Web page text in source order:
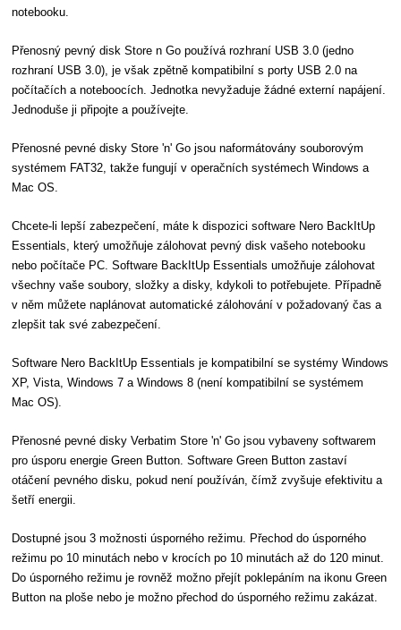
notebooku.
Přenosný pevný disk Store n Go používá rozhraní USB 3.0 (jedno
rozhraní USB 3.0), je však zpětně kompatibilní s porty USB 2.0 na
počítačích a noteboocích. Jednotka nevyžaduje žádné externí napájení.
Jednoduše ji připojte a používejte.
Přenosné pevné disky Store 'n' Go jsou naformátovány souborovým
systémem FAT32, takže fungují v operačních systémech Windows a
Mac OS.
Chcete-li lepší zabezpečení, máte k dispozici software Nero BackItUp
Essentials, který umožňuje zálohovat pevný disk vašeho notebooku
nebo počítače PC. Software BackItUp Essentials umožňuje zálohovat
všechny vaše soubory, složky a disky, kdykoli to potřebujete. Případně
v něm můžete naplánovat automatické zálohování v požadovaný čas a
zlepšit tak své zabezpečení.
Software Nero BackItUp Essentials je kompatibilní se systémy Windows
XP, Vista, Windows 7 a Windows 8 (není kompatibilní se systémem
Mac OS).
Přenosné pevné disky Verbatim Store 'n' Go jsou vybaveny softwarem
pro úsporu energie Green Button. Software Green Button zastaví
otáčení pevného disku, pokud není používán, čímž zvyšuje efektivitu a
šetří energii.
Dostupné jsou 3 možnosti úsporného režimu. Přechod do úsporného
režimu po 10 minutách nebo v krocích po 10 minutách až do 120 minut.
Do úsporného režimu je rovněž možno přejít poklepáním na ikonu Green
Button na ploše nebo je možno přechod do úsporného režimu zakázat.